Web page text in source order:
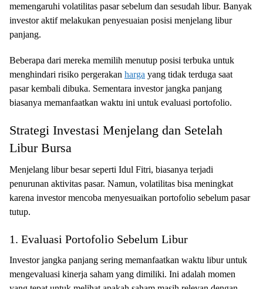
memengaruhi volatilitas pasar sebelum dan sesudah libur. Banyak
investor aktif melakukan penyesuaian posisi menjelang libur
panjang.
Beberapa dari mereka memilih menutup posisi terbuka untuk
menghindari risiko pergerakan harga yang tidak terduga saat
pasar kembali dibuka. Sementara investor jangka panjang
biasanya memanfaatkan waktu ini untuk evaluasi portofolio.
Strategi Investasi Menjelang dan Setelah
Libur Bursa
Menjelang libur besar seperti Idul Fitri, biasanya terjadi
penurunan aktivitas pasar. Namun, volatilitas bisa meningkat
karena investor mencoba menyesuaikan portofolio sebelum pasar
tutup.
1. Evaluasi Portofolio Sebelum Libur
Investor jangka panjang sering memanfaatkan waktu libur untuk
mengevaluasi kinerja saham yang dimiliki. Ini adalah momen